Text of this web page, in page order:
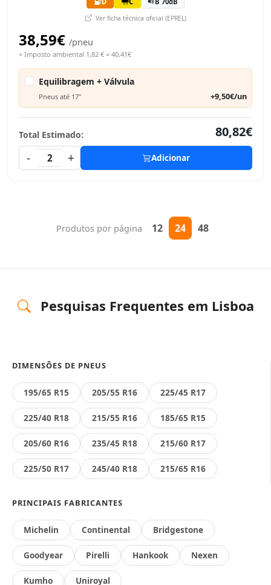
Ver ficha técnica oficial (EPREL)
38,59€ /pneu
+ Imposto ambiental 1,82 € = 40,41€
Equilibragem + Válvula
Pneus até 17" +9,50€/un
Total Estimado:
80,82€
-
2 + Adicionar
Produtos por página 12 24 48
Pesquisas Frequentes em Lisboa
DIMENSÕES DE PNEUS
195/65 R15 205/55 R16 225/45 R17
225/40 R18 215/55 R16 185/65 R15
205/60 R16 235/45 R18 215/60 R17
225/50 R17 245/40 R18 215/65 R16
PRINCIPAIS FABRICANTES
Michelin Continental Bridgestone
Goodyear Pirelli Hankook Nexen
Kumho Uniroyal